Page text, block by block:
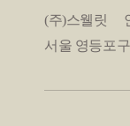
(주)스웰릿
서울 영등포